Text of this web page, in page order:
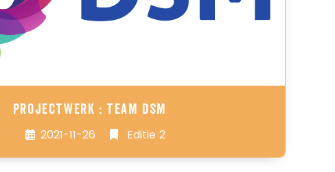
Projectwerk : Team DSM
2021-11-26 Editie 2